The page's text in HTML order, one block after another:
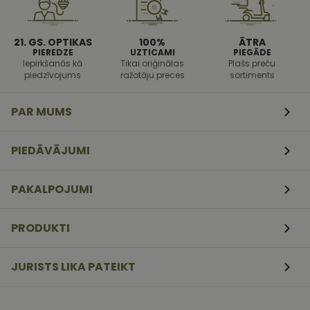
21. GS. OPTIKAS
PIEREDZE
Iepirkšanās kā
piedzīvojums
100%
UZTICAMI
Tikai oriģinālas
ražotāju preces
ĀTRA
PIEGĀDE
Plašs preču
sortiments
PAR MUMS
PIEDĀVĀJUMI
PAKALPOJUMI
PRODUKTI
JURISTS LIKA PATEIKT
veida
veidlapām.
CookieScriptConsent
CookieScript
www.vizionette.lv
11
mēneši
Šo sīkfailu
izmanto
atcerētos
ir
sīkfailu